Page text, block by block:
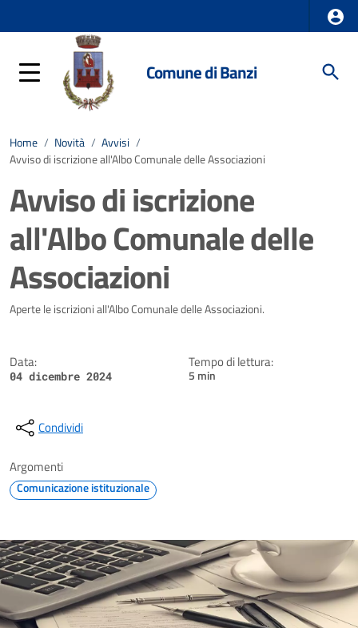
Comune di Banzi
Home / Novità / Avvisi /
Avviso di iscrizione all'Albo Comunale delle Associazioni
Avviso di iscrizione
all'Albo Comunale delle
Associazioni
Dettagli della notizia
Aperte le iscrizioni all'Albo Comunale delle Associazioni.
Data:
04 dicembre 2024
Tempo di lettura:
5 min
Condividi
Argomenti
Comunicazione istituzionale